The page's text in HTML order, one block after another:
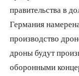
правительства в
Германия
производство
дроны будут
оборонными